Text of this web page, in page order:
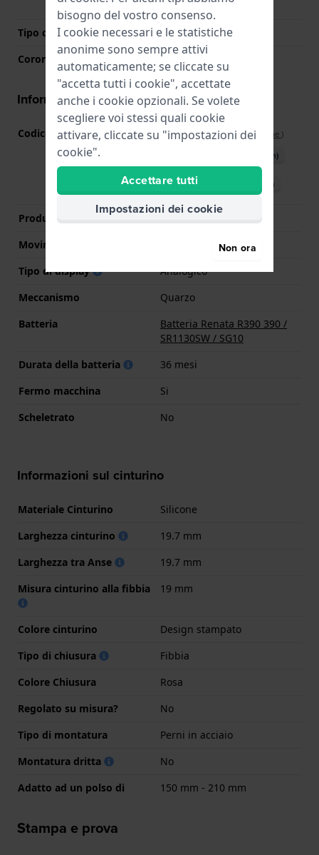
batteria
Tipo di vetro
Acrilico
Corona
Corona da estrarre
Informazioni del movimento
Codice Movimento SW-SUO-DD(Vedi specifiche )
Scarica il manuale (English)
Scarica il manuale (Italian)
Produttore Movimento
Movimento svizzero
Tipo di display
Analogico
Meccanismo
Quarzo
Batteria
Batteria Renata R390 390 /
SR1130SW / SG10
Durata della batteria
36 mesi
Fermo macchina
Si
Scheletrato
No
Informazioni sul cinturino
Materiale Cinturino
Silicone
Larghezza cinturino
19.7 mm
Larghezza tra Anse
19.7 mm
Misura cinturino alla fibbia
19 mm
Colore cinturino
Design stampato
Tipo di chiusura
Fibbia
Colore Chiusura
Rosa
Regolato su misura?
No
Tipo di montatura
Perni in acciaio
Montatura dritta
No
Adatto ad un polso di
150 mm - 210 mm
Stampa e prova
bisogno del vostro consenso.
I cookie necessari e le statistiche
anonime sono sempre attivi
automaticamente; se cliccate su
"accetta tutti i cookie", accettate
anche i cookie opzionali. Se volete
scegliere voi stessi quali cookie
attivare, cliccate su "impostazioni dei
cookie".
Accettare tutti
Impostazioni dei cookie
Non ora